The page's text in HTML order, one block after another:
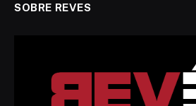
SOBRE REVES